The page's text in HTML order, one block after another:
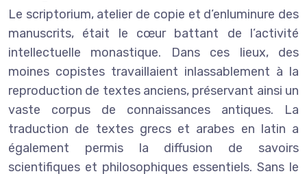
Le scriptorium, atelier de copie et d’enluminure des
manuscrits, était le cœur battant de l’activité
intellectuelle monastique. Dans ces lieux, des
moines copistes travaillaient inlassablement à la
reproduction de textes anciens, préservant ainsi un
vaste corpus de connaissances antiques. La
traduction de textes grecs et arabes en latin a
également permis la diffusion de savoirs
scientifiques et philosophiques essentiels. Sans le